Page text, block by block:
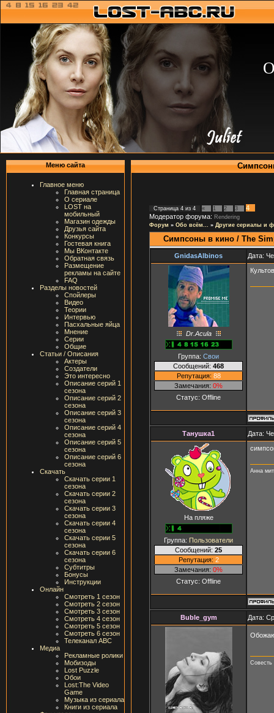
Меню сайта
Главное меню
Главная страница
О сериале
LOST на
мобильный
Магазин одежды
Друзья сайта
Конкурсы
Гостевая книга
Мы ВКонтакте
Обратная связь
Размещение
рекламы на сайте
FAQ
Разделы новостей
Спойлеры
Видео
Теории
Интервью
Пасхальные яйца
Мнение
Серии
Общие
Статьи / Описания
Актеры
Создатели
Это интересно
Описание серий 1
сезона
Описание серий 2
сезона
Описание серий 3
сезона
Описание серий 4
сезона
Описание серий 5
сезона
Описание серий 6
сезона
Скачать
Скачать серии 1
сезона
Скачать серии 2
сезона
Скачать серии 3
сезона
Скачать серии 4
сезона
Скачать серии 5
сезона
Скачать серии 6
сезона
Субтитры
Бонусы
Инструкции
Онлайн
Смотреть 1 сезон
Смотреть 2 сезон
Смотреть 3 сезон
Смотреть 4 сезон
Смотреть 5 сезон
Смотреть 6 сезон
Телеканал ABC
Медиа
Рекламные ролики
Мобизоды
Lost Puzzle
Обои
Lost:The Video
Game
Музыка из сериала
Книги из сериала
Страница 4 из 4 « 1 2 3
4
Модератор форума: Rendering
Форум » Обо всём... » Другие сериалы и
Симпсоны в кино / The
GnidasAlbinos Дата:
Dr.Acula
Группа: Свои
Сообщений: 468
Репутация: 88
Замечания: 0%
Статус: Offline
Танушка1 Дата:
На пляже
Группа: Пользователи
Сообщений: 25
Репутация: 2
Замечания: 0%
Статус: Offline
Анна
Buble_gym Дата:
Обожаю
Совесть